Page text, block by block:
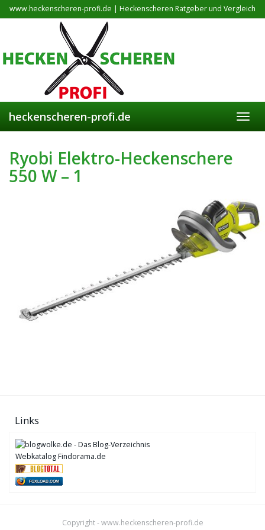
Skip
to
www.heckenscheren-profi.de | Heckenscheren Ratgeber und Vergleich
heckenscheren-profi.de
Ryobi Elektro-Heckenschere
550 W – 1
Links
Webkatalog Findorama.de
FOXLOAD.COM
Copyright - www.heckenscheren-profi.de